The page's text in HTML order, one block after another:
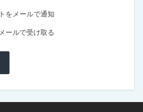
をメールで通知
ールで受け取る